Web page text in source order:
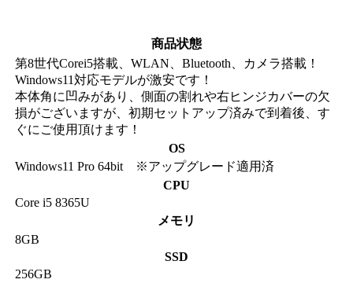
商品状態
第8世代Corei5搭載、WLAN、Bluetooth、カメラ搭載！
Windows11対応モデルが激安です！
本体角に凹みがあり、側面の割れや右ヒンジカバーの欠
損がございますが、初期セットアップ済みで到着後、す
ぐにご使用頂けます！
OS
Windows11 Pro 64bit ※アップグレード適用済
CPU
Core i5 8365U
メモリ
8GB
SSD
256GB